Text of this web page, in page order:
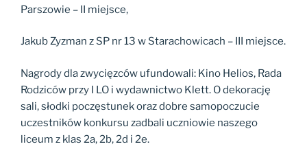
Parszowie – II miejsce,
Jakub Zyzman z SP nr 13 w Starachowicach – III miejsce.
Nagrody dla zwycięzców ufundowali: Kino Helios, Rada
Rodziców przy I LO i wydawnictwo Klett. O dekorację
sali, słodki poczęstunek oraz dobre samopoczucie
uczestników konkursu zadbali uczniowie naszego
liceum z klas 2a, 2b, 2d i 2e.